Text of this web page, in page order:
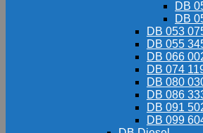
DB
DB
DB 053
DB 055
DB 066
DB 074
DB 080
DB 086
DB 091
DB 099